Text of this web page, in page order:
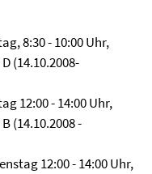
8:30 - 10:00 Uhr,
(14.10.2008-
12:00 - 14:00 Uhr,
(14.10.2008 -
12:00 - 14:00 Uhr,